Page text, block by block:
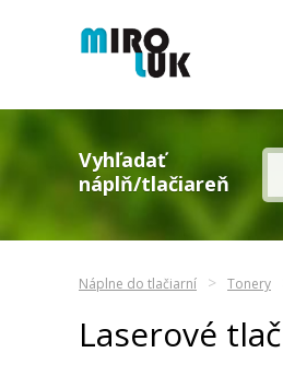
Vyhľadať
náplň/tlačiareň
Náplne do tlačiarní Tonery
Laserové